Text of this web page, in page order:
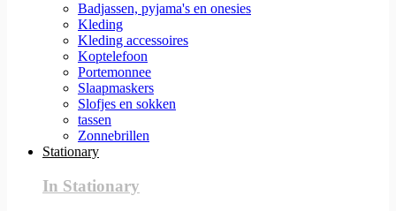
Badjassen, pyjama's en onesies
Kleding
Kleding accessoires
Koptelefoon
Portemonnee
Slaapmaskers
Slofjes en sokken
tassen
Zonnebrillen
Stationary
In Stationary